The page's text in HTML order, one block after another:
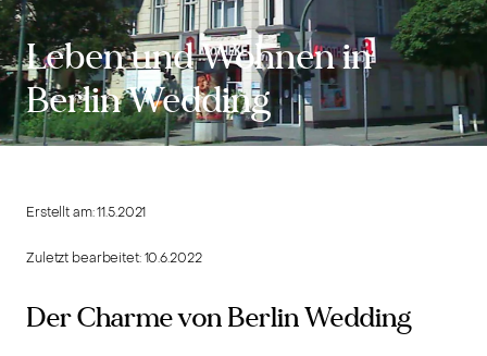
Leben und Wohnen in
Berlin Wedding
Erstellt am:11.5.2021
Zuletzt bearbeitet:10.6.2022
Der Charme von Berlin Wedding